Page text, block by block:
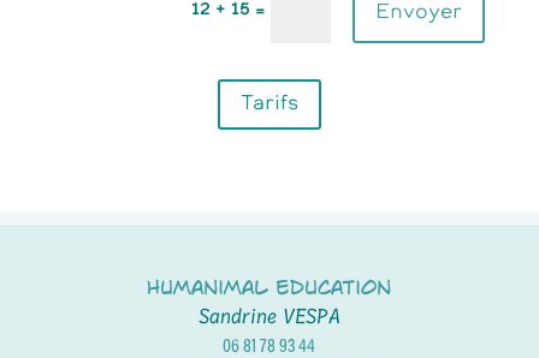
12 + 15 = Envoyer
Tarifs
Humanimal Education
Sandrine VESPA
06 81 78 93 44